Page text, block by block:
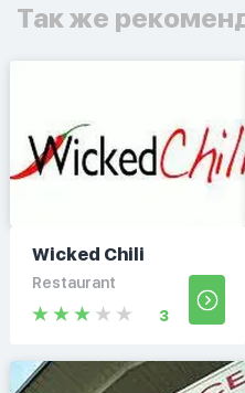
Так же
Wicked Chili
Restaurant
3